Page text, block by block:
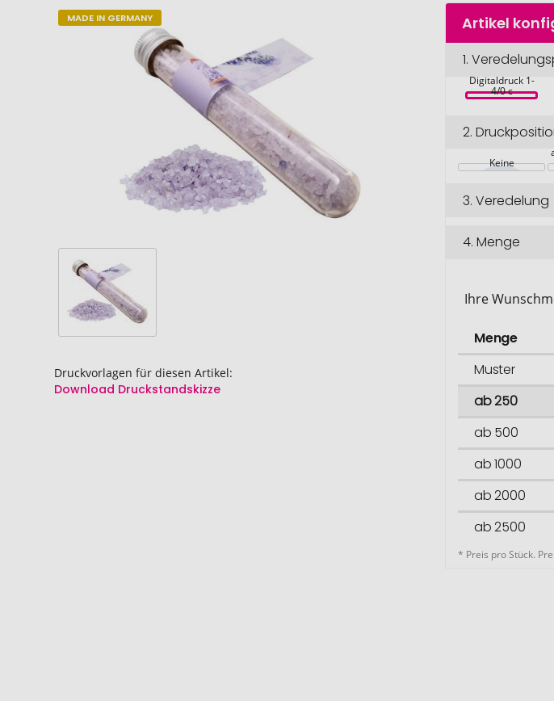
Zum
Ende
Druckvorlagen für diesen Artikel:
Download Druckstandskizze
Zum
Anfang
MADE IN GERMANY Artikel
1.Reagenzglas
Digitaldruck 1-
4/0 c
2.
Keine
3.Veredelung
4.Menge
Ihre
Menge
Muster
ab 250
ab 500
ab 1000
ab 2000
ab 2500
* Preis pro Stück.